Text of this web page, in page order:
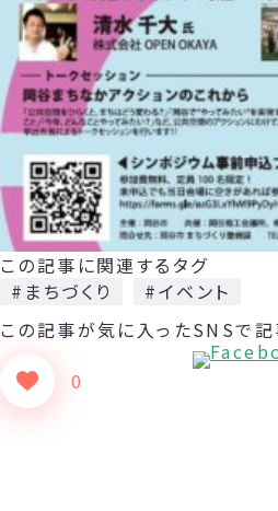
この記事に関連するタグ
#まちづくり
#イベント
この記事が気に入った
0
SNSで記